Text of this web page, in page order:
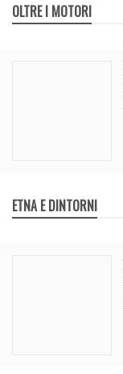
OLTRE I MOTORI
ETNA E DINTORNI